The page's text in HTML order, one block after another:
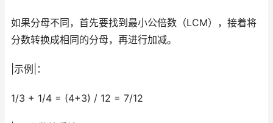
如果分母不同，首先要找到最小公倍数（LCM），接着将
分数转换成相同的分母，再进行加减。
|示例|：
1/3 + 1/4 = (4+3) / 12 = 7/12